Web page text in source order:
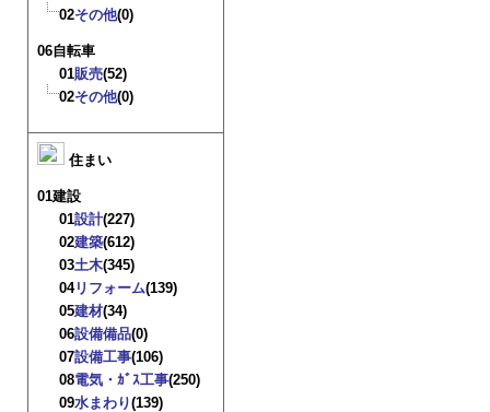
02その他(0)
06自転車
01販売(52)
02その他(0)
住まい
01建設
01設計(227)
02建築(612)
03土木(345)
04リフォーム(139)
05建材(34)
06設備備品(0)
07設備工事(106)
08電気・ｶﾞｽ工事(250)
09水まわり(139)